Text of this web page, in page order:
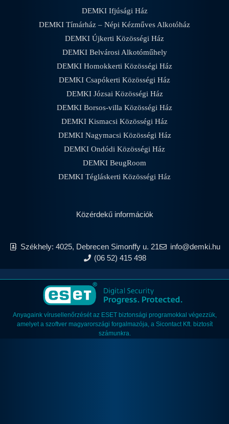
DEMKI Ifjúsági Ház
DEMKI Tímárház – Népi Kézműves Alkotóház
DEMKI Újkerti Közösségi Ház
DEMKI Belvárosi Alkotóműhely
DEMKI Homokkerti Közösségi Ház
DEMKI Csapókerti Közösségi Ház
DEMKI Józsai Közösségi Ház
DEMKI Borsos-villa Közösségi Ház
DEMKI Kismacsi Közösségi Ház
DEMKI Nagymacsi Közösségi Ház
DEMKI Ondódi Közösségi Ház
DEMKI BeugRoom
DEMKI Tégláskerti Közösségi Ház
Közérdekű információk
Székhely: 4025, Debrecen Simonffy u. 21
info@demki.hu
(06 52) 415 498
Anyagaink vírusellenőrzését az ESET biztonsági programokkal végezzük,
amelyet a szoftver magyarországi forgalmazója, a Sicontact Kft. biztosít
számunkra.